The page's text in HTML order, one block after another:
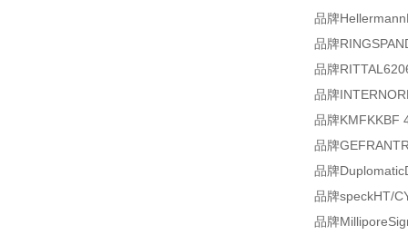
品牌
品牌
品牌
品牌
品牌KMFKKBF
品牌
品牌
品牌speckHT/
品牌